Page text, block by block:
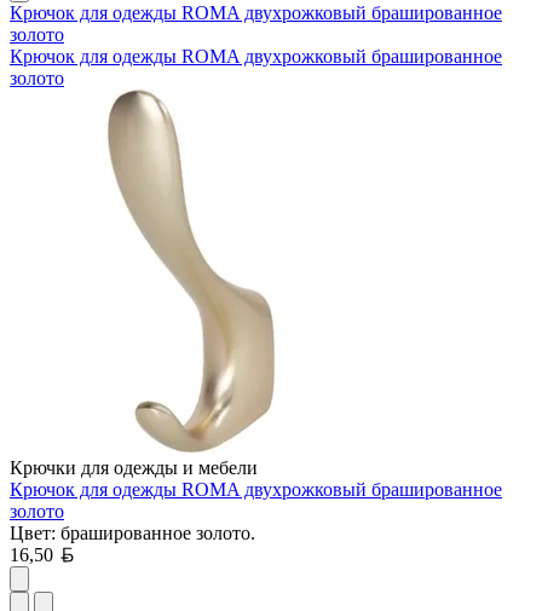
Крючок для одежды ROMA двухрожковый брашированное
золото
Крючок для одежды ROMA двухрожковый брашированное
золото
Крючки для одежды и мебели
Крючок для одежды ROMA двухрожковый брашированное
золото
Цвет: брашированное золото.
16,50